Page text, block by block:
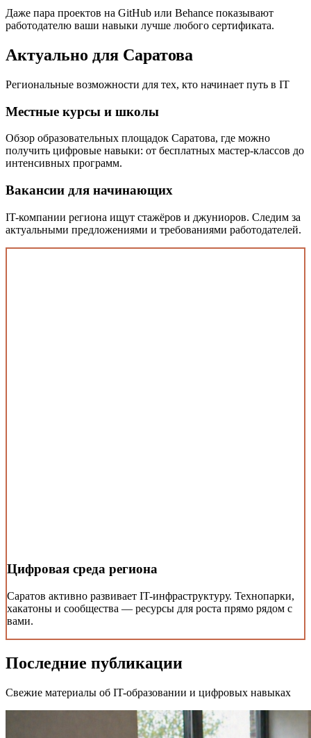
Даже пара проектов на GitHub или Behance показывают
работодателю ваши навыки лучше любого сертификата.
Актуально для Саратова
Региональные возможности для тех, кто начинает путь в IT
Местные курсы и школы
Обзор образовательных площадок Саратова, где можно
получить цифровые навыки: от бесплатных мастер-классов до
интенсивных программ.
Вакансии для начинающих
IT-компании региона ищут стажёров и джуниоров. Следим за
актуальными предложениями и требованиями работодателей.
Цифровая среда региона
Саратов активно развивает IT-инфраструктуру. Технопарки,
хакатоны и сообщества — ресурсы для роста прямо рядом с
вами.
Последние публикации
Свежие материалы об IT-образовании и цифровых навыках